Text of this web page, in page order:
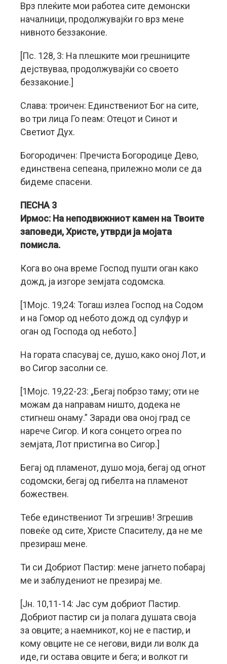
Врз плеќите мои работеа сите демонски
началници, продолжувајќи го врз мене
нивното беззаконие.
[Пс. 128, 3: На плешките мои грешниците
дејствуваа, продолжувајќи со своето
беззаконие.]
Слава: троичен: Единствениот Бог на сите,
во три лица Го пеам: Отецот и Синот и
Светиот Дух.
Богородичен: Пречиста Богородице Дево,
единствена сепеана, прилежно моли се да
бидеме спасени.
ПЕСНА 3
Ирмос: На неподвижниот камен на Твоите
заповеди, Христе, утврди ја мојата
помисла.
Кога во она време Господ пушти оган како
дожд, ја изгоре земјата содомска.
[1Мојс. 19,24: Тогаш излеа Господ на Содом
и на Гомор од небото дожд од сулфур и
оган од Господа од небото.]
На гората спасувај се, душо, како оној Лот, и
во Сигор засолни се.
[1Мојс. 19,22-23: „Бегај побрзо таму; оти не
можам да направам ништо, додека не
стигнеш онаму.” Заради ова оној град се
нарече Сигор. И кога сонцето огреа по
земјата, Лот пристигна во Сигор.]
Бегај од пламенот, душо моја, бегај од огнот
содомски, бегај од гибелта на пламенот
божествен.
Тебе единствениот Ти згрешив! Згрешив
повеќе од сите, Христе Спасителу, да не ме
презираш мене.
Ти си Добриот Пастир: мене јагнето побарај
ме и заблудениот не презирај ме.
[Jн. 10,11-14: Јас сум добриот Пастир.
Добриот пастир си ја полага душата своја
за овците; а наемникот, кој не е пастир, и
кому овците не се негови, види ли волк да
иде, ги остава овците и бега; и волкот ги